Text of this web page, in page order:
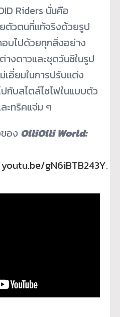
Riders นั่นคือ
ตัวตนที่แท้จริงด้วยรูป
บไปด้วยทุกสิ่งอย่าง
งดาวและชุดวันซีในรูป
เอี่ยมในการปรับแต่ง
กับสไตล์ไซไฟในแบบตัว
ะทริคแจ่ม ๆ
อง OlliOlli World:
gN6iBTB243Y.